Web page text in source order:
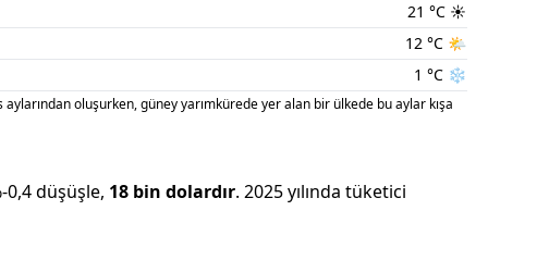
21 °C ☀️
12 °C 🌤️
1 °C ❄️
oluşurken, güney yarımkürede yer alan bir ülkede bu aylar kışa
-0,4düşüşle, 18 bin dolardır. 2025yılında tüketici